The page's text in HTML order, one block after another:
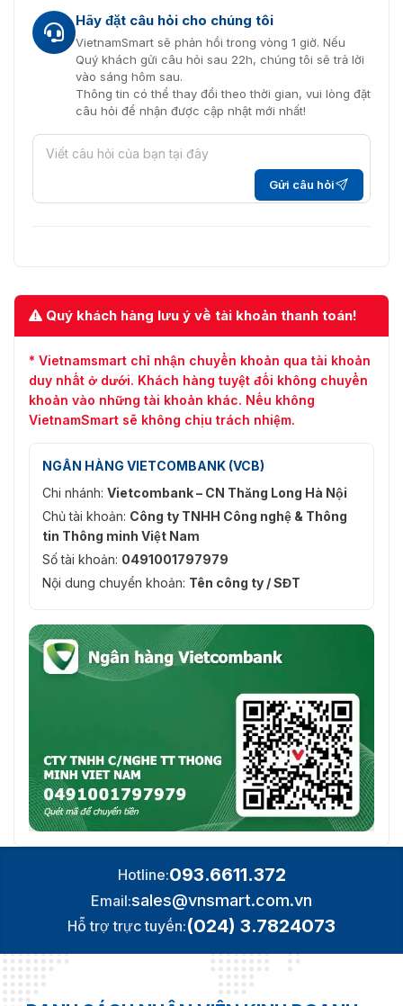
Hãy đặt câu hỏi cho chúng tôi
VietnamSmart sẽ phản hồi trong vòng 1 giờ. Nếu
Quý khách gửi câu hỏi sau 22h, chúng tôi sẽ trả lời
vào sáng hôm sau.
Thông tin có thể thay đổi theo thời gian, vui lòng đặt
câu hỏi để nhận được cập nhật mới nhất!
Gửi câu hỏi
Quý khách hàng lưu ý về tài khoản thanh toán!
* Vietnamsmart chỉ nhận chuyển khoản qua tài khoản
duy nhất ở dưới. Khách hàng tuyệt đối không chuyển
khoản vào những tài khoản khác. Nếu không
VietnamSmart sẽ không chịu trách nhiệm.
NGÂN HÀNG VIETCOMBANK (VCB)
Chi nhánh: Vietcombank – CN Thăng Long Hà Nội
Chủ tài khoản: Công ty TNHH Công nghệ & Thông
tin Thông minh Việt Nam
Số tài khoản: 0491001797979
Nội dung chuyển khoản: Tên công ty / SĐT
Hotline:093.6611.372
Email:sales@vnsmart.com.vn
Hỗ trợ trực tuyến:(024) 3.7824073